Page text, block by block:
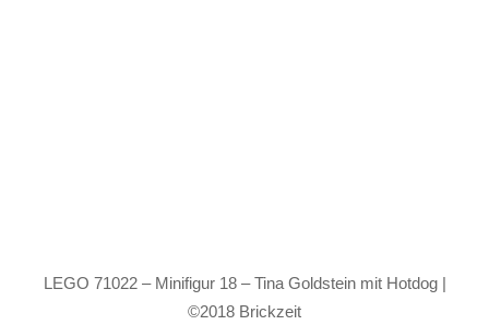
LEGO 71022 – Minifigur 18 – Tina Goldstein mit Hotdog |
©2018 Brickzeit